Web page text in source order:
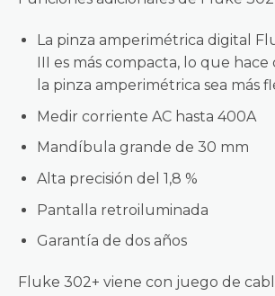
La pinza amperimétrica digital
III es más compacta, lo que
la pinza amperimétrica sea más
Medir corriente AC hasta 400A
Mandíbula grande de 30 mm
Alta precisión del 1,8 %
Pantalla retroiluminada
Garantía de dos años
Fluke 302+ viene con juego de